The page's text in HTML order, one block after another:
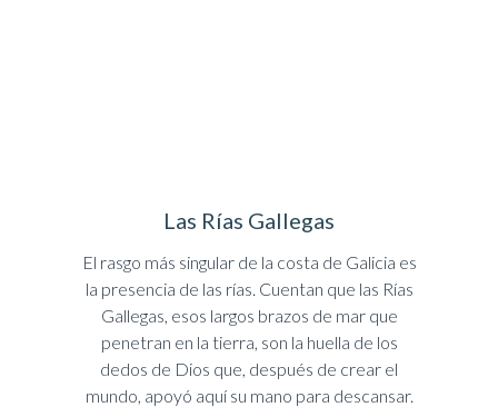
Las Rías Gallegas
El rasgo más singular de la costa de Galicia es
la presencia de las rías. Cuentan que las Rías
Gallegas, esos largos brazos de mar que
penetran en la tierra, son la huella de los
dedos de Dios que, después de crear el
mundo, apoyó aquí su mano para descansar.